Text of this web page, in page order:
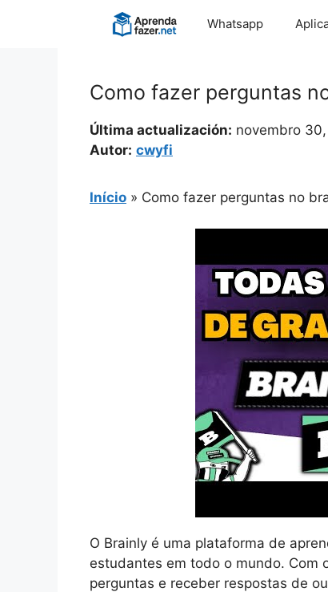
Whatsapp
Como fazer perguntas
Última actualización: novembro
Autor: cwyfi
Início » Como fazer perguntas no
O Brainly é uma plataforma de
estudantes em todo o mundo. Com
perguntas e receber respostas de